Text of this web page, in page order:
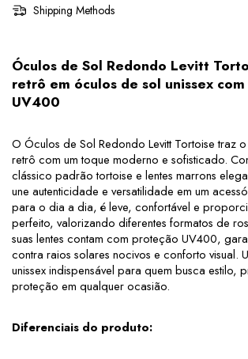
Shipping Methods
Óculos de Sol Redondo Levitt
retrô em óculos de sol unissex
UV400
O Óculos de Sol Redondo Levitt Tortoise traz
retrô com um toque moderno e sofisticado.
clássico padrão tortoise e lentes marrons
une autenticidade e versatilidade em um
para o dia a dia, é leve, confortável e
perfeito, valorizando diferentes formatos de
suas lentes contam com proteção UV400,
contra raios solares nocivos e conforto visual.
unissex indispensável para quem busca estilo,
proteção em qualquer ocasião.
Diferenciais do produto: